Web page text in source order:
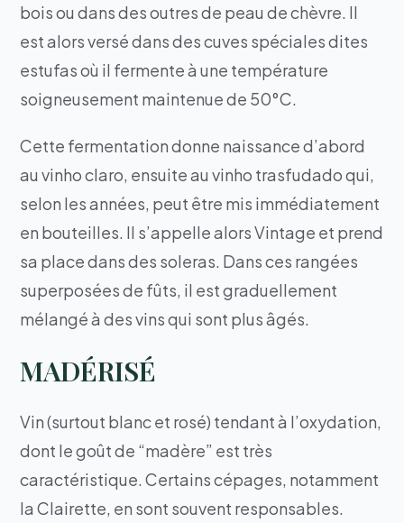
bois ou dans des outres de peau de chèvre. Il
est alors versé dans des cuves spéciales dites
estufas où il fermente à une température
soigneusement maintenue de 50°C.
Cette fermentation donne naissance d’abord
au vinho claro, ensuite au vinho trasfudado qui,
selon les années, peut être mis immédiatement
en bouteilles. Il s’appelle alors Vintage et prend
sa place dans des soleras. Dans ces rangées
superposées de fûts, il est graduellement
mélangé à des vins qui sont plus âgés.
MADÉRISÉ
Vin (surtout blanc et rosé) tendant à l’oxydation,
dont le goût de “madère” est très
caractéristique. Certains cépages, notamment
la Clairette, en sont souvent responsables.